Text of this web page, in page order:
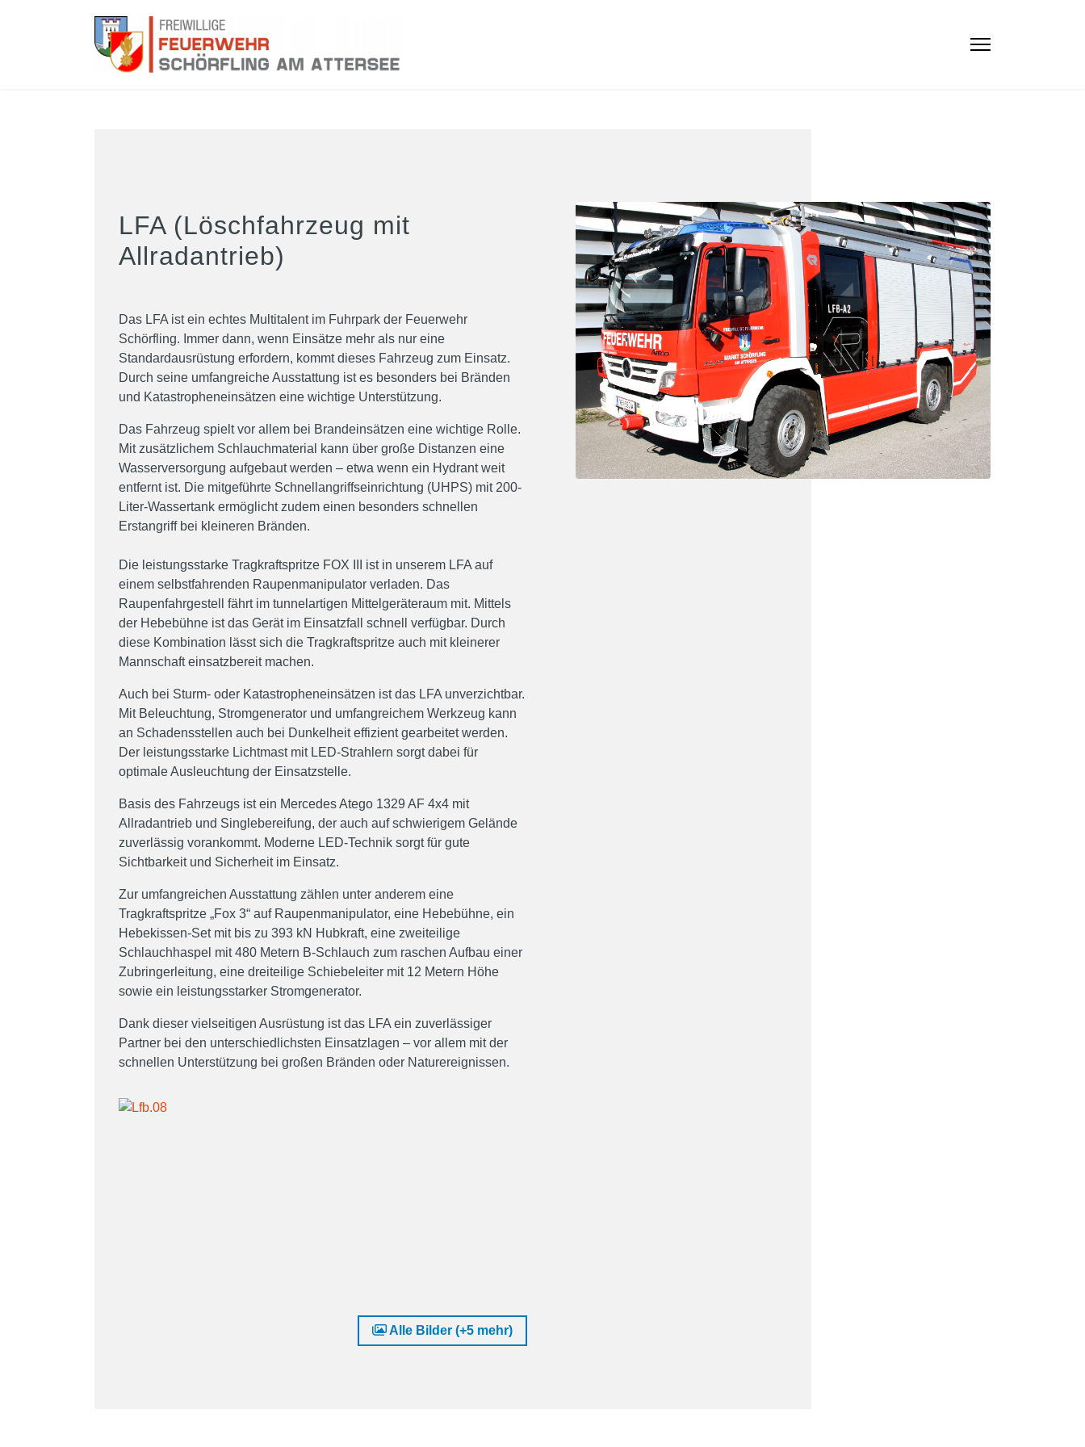
LFA (Löschfahrzeug mit
Allradantrieb)
Das LFA ist ein echtes Multitalent im Fuhrpark der Feuerwehr
Schörfling. Immer dann, wenn Einsätze mehr als nur eine
Standardausrüstung erfordern, kommt dieses Fahrzeug zum Einsatz.
Durch seine umfangreiche Ausstattung ist es besonders bei Bränden
und Katastropheneinsätzen eine wichtige Unterstützung.
Das Fahrzeug spielt vor allem bei Brandeinsätzen eine wichtige Rolle.
Mit zusätzlichem Schlauchmaterial kann über große Distanzen eine
Wasserversorgung aufgebaut werden – etwa wenn ein Hydrant weit
entfernt ist. Die mitgeführte Schnellangriffseinrichtung (UHPS) mit 200-
Liter-Wassertank ermöglicht zudem einen besonders schnellen
Erstangriff bei kleineren Bränden.
Die leistungsstarke Tragkraftspritze FOX III ist in unserem LFA auf
einem selbstfahrenden Raupenmanipulator verladen. Das
Raupenfahrgestell fährt im tunnelartigen Mittelgeräteraum mit. Mittels
der Hebebühne ist das Gerät im Einsatzfall schnell verfügbar. Durch
diese Kombination lässt sich die Tragkraftspritze auch mit kleinerer
Mannschaft einsatzbereit machen.
Auch bei Sturm- oder Katastropheneinsätzen ist das LFA unverzichtbar.
Mit Beleuchtung, Stromgenerator und umfangreichem Werkzeug kann
an Schadensstellen auch bei Dunkelheit effizient gearbeitet werden.
Der leistungsstarke Lichtmast mit LED-Strahlern sorgt dabei für
optimale Ausleuchtung der Einsatzstelle.
Basis des Fahrzeugs ist ein Mercedes Atego 1329 AF 4x4 mit
Allradantrieb und Singlebereifung, der auch auf schwierigem Gelände
zuverlässig vorankommt. Moderne LED-Technik sorgt für gute
Sichtbarkeit und Sicherheit im Einsatz.
Zur umfangreichen Ausstattung zählen unter anderem eine
Tragkraftspritze „Fox 3“ auf Raupenmanipulator, eine Hebebühne, ein
Hebekissen-Set mit bis zu 393 kN Hubkraft, eine zweiteilige
Schlauchhaspel mit 480 Metern B-Schlauch zum raschen Aufbau einer
Zubringerleitung, eine dreiteilige Schiebeleiter mit 12 Metern Höhe
sowie ein leistungsstarker Stromgenerator.
Dank dieser vielseitigen Ausrüstung ist das LFA ein zuverlässiger
Partner bei den unterschiedlichsten Einsatzlagen – vor allem mit der
schnellen Unterstützung bei großen Bränden oder Naturereignissen.
Alle Bilder (+5 mehr)